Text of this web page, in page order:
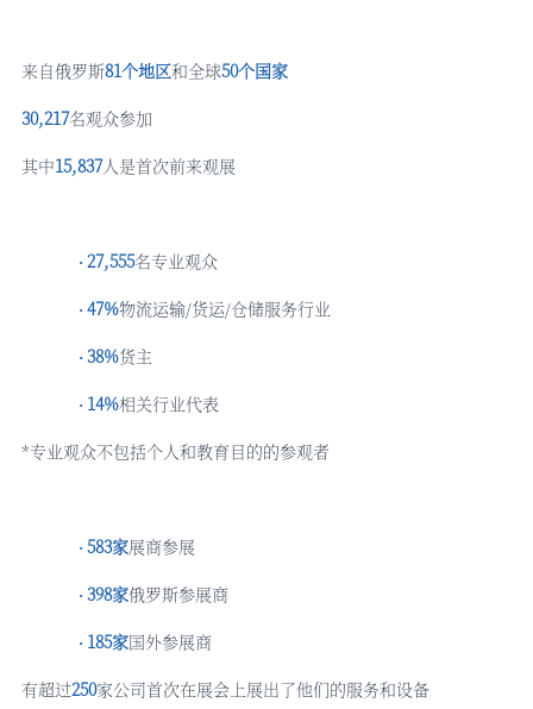
来自俄罗斯81个地区和全球50个国家
30,217名观众参加
其中15,837人是首次前来观展
· 27,555名专业观众
· 47%物流运输/货运/仓储服务行业
· 38%货主
· 14%相关行业代表
*专业观众不包括个人和教育目的的参观者
· 583家展商参展
· 398家俄罗斯参展商
· 185家国外参展商
有超过250家公司首次在展会上展出了他们的服务和设备